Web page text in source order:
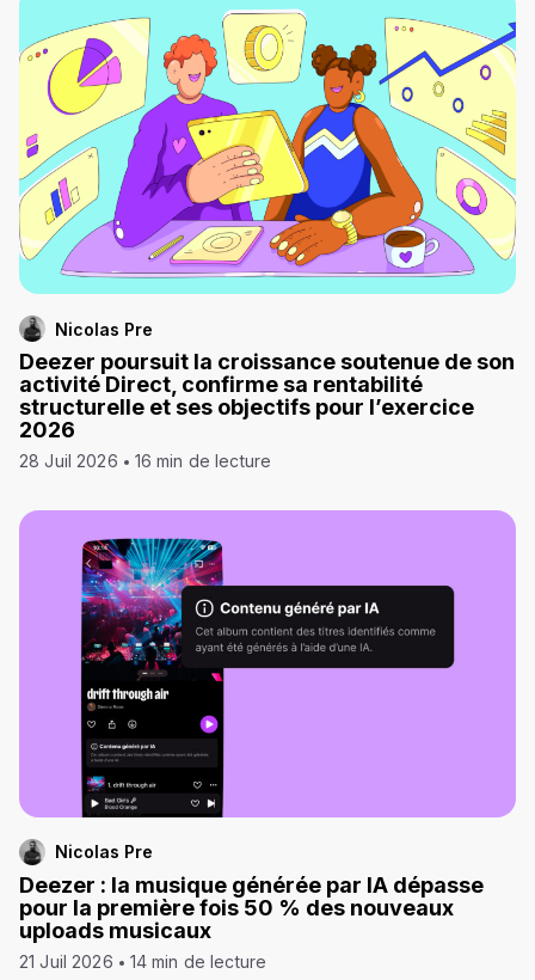
Nicolas Pre
Deezer poursuit la croissance soutenue de son
activité Direct, confirme sa rentabilité
structurelle et ses objectifs pour l’exercice
2026
28 Juil 2026 16 min de lecture
Nicolas Pre
Deezer : la musique générée par IA dépasse
pour la première fois 50 % des nouveaux
uploads musicaux
21 Juil 2026 14 min de lecture